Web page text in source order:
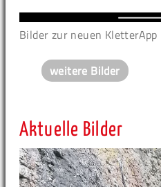
Bilder zur neuen KletterApp
weitere Bilder
Aktuelle Bilder